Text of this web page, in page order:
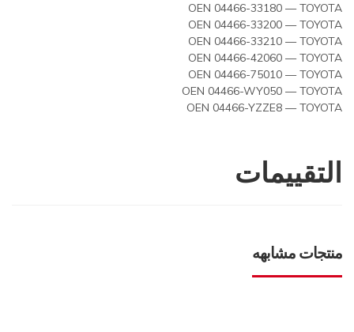
OEN 04466-33180 — TOYOTA
OEN 04466-33200 — TOYOTA
OEN 04466-33210 — TOYOTA
OEN 04466-42060 — TOYOTA
OEN 04466-75010 — TOYOTA
OEN 04466-WY050 — TOYOTA
OEN 04466-YZZE8 — TOYOTA
التقييمات
منتجات مشابهه